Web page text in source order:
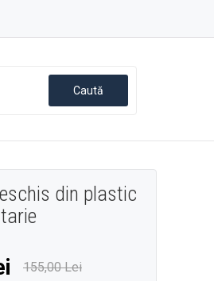
din plastic
155,00 Lei